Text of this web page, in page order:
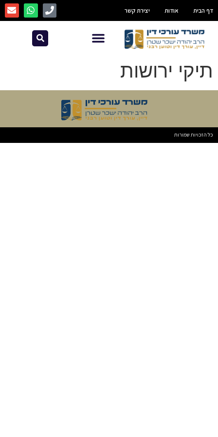
דף הבית אודות יצירת קשר
תיקי ירושות
כל הזכויות שמורות